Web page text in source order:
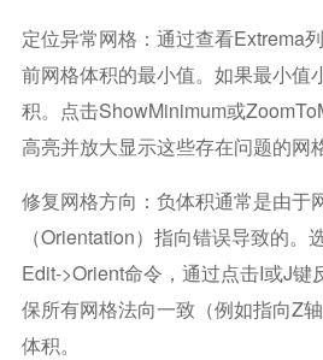
定位异常网格：通过查看Extrema
前网格体积的最小值。如果最小值
积。点击ShowMinimum或
高亮并放大显示这些存在问题的网
修复网格方向：负体积通常是由于
（Orientation）指向错误导致的。
Edit->Orient命令，通过点击I或J键
保所有网格法向一致（例如指向Z
体积。